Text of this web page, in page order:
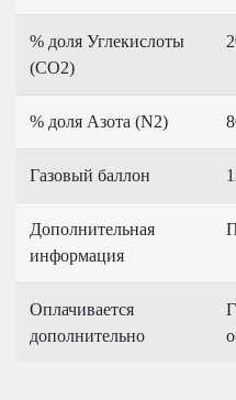
% доля Углекислоты
(CO2)
% доля Азота (N2)
Газовый баллон
Дополнительная
информация
Оплачивается
дополнительно